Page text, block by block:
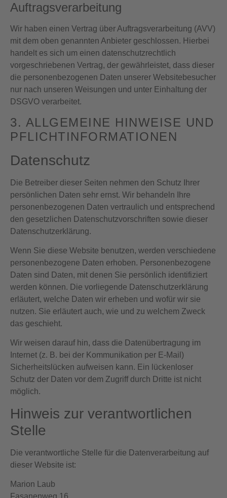
Auftragsverarbeitung
Wir haben einen Vertrag über Auftragsverarbeitung (AVV)
mit dem oben genannten Anbieter geschlossen. Hierbei
handelt es sich um einen datenschutzrechtlich
vorgeschriebenen Vertrag, der gewährleistet, dass dieser
die personenbezogenen Daten unserer Websitebesucher
nur nach unseren Weisungen und unter Einhaltung der
DSGVO verarbeitet.
3. ALLGEMEINE HINWEISE UND
PFLICHT­INFORMATIONEN
Datenschutz
Die Betreiber dieser Seiten nehmen den Schutz Ihrer
persönlichen Daten sehr ernst. Wir behandeln Ihre
personenbezogenen Daten vertraulich und entsprechend
den gesetzlichen Datenschutzvorschriften sowie dieser
Datenschutzerklärung.
Wenn Sie diese Website benutzen, werden verschiedene
personenbezogene Daten erhoben. Personenbezogene
Daten sind Daten, mit denen Sie persönlich identifiziert
werden können. Die vorliegende Datenschutzerklärung
erläutert, welche Daten wir erheben und wofür wir sie
nutzen. Sie erläutert auch, wie und zu welchem Zweck
das geschieht.
Wir weisen darauf hin, dass die Datenübertragung im
Internet (z. B. bei der Kommunikation per E-Mail)
Sicherheitslücken aufweisen kann. Ein lückenloser
Schutz der Daten vor dem Zugriff durch Dritte ist nicht
möglich.
Hinweis zur verantwortlichen
Stelle
Die verantwortliche Stelle für die Datenverarbeitung auf
dieser Website ist:
Marion Laub